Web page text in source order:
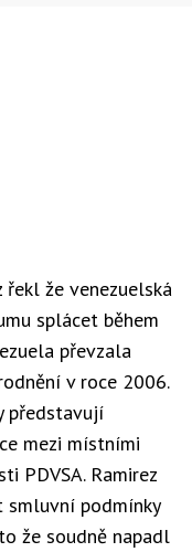
že venezuelská
splácet během
převzala
v roce 2006.
představují
mezi místními
PDVSA. Ramirez
smluvní podmínky
že soudně napadl